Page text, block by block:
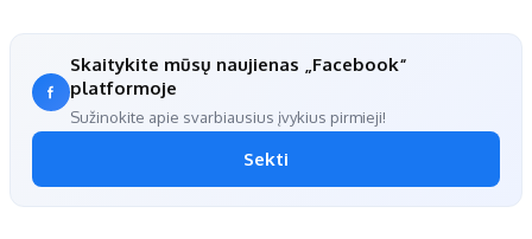
Skaitykite mūsų naujienas „Facebook“
platformoje
Sužinokite apie svarbiausius įvykius pirmieji!
Sekti